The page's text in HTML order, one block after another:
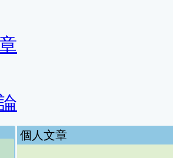
個人文章